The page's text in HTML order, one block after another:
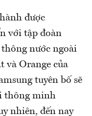
được
với tập đoàn
nước ngoài
và Orange của
tuyên bố sẽ
thông minh
nhiên, đến nay